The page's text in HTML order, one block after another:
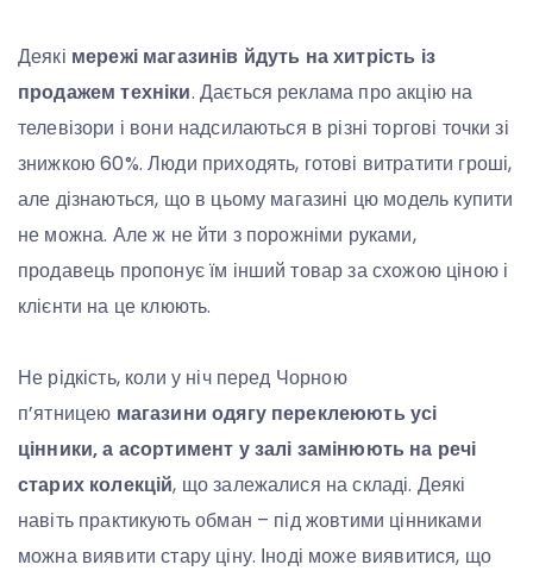
Деякі мережі магазинів йдуть на хитрість із
продажем техніки. Дається реклама про акцію на
телевізори і вони надсилаються в різні торгові точки зі
знижкою 60%. Люди приходять, готові витратити гроші,
але дізнаються, що в цьому магазині цю модель купити
не можна. Але ж не йти з порожніми руками,
продавець пропонує їм інший товар за схожою ціною і
клієнти на це клюють.
Не рідкість, коли у ніч перед Чорною
п’ятницею магазини одягу переклеюють усі
цінники, а асортимент у залі замінюють на речі
старих колекцій, що залежалися на складі. Деякі
навіть практикують обман – під жовтими цінниками
можна виявити стару ціну. Іноді може виявитися, що